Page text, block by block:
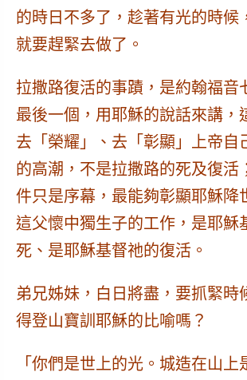
的時日不多了，趁著有光的時候
就要趕緊去做了。
拉撒路復活的事蹟， 是約翰福音
最後一個 ，用耶穌的說話來講，
去「榮耀」、去「彰顯」上帝自
的高潮，不是拉撒路的死及復活
件只是序幕，最能夠彰顯耶穌
這父懷中獨生子的工作，是耶穌
死、是耶穌基督祂的復活。
弟兄姊妹，白日將盡，要抓緊時
得登山寶訓耶穌的比喻嗎？
「 你們是世上的光。城造在山上